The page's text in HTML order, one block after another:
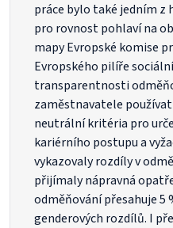
práce bylo také jedním z
pro rovnost pohlaví na
mapy Evropské komise
Evropského pilíře
transparentnosti
zaměstnavatele
neutrální kritéria pro
kariérního postupu a
vykazovaly rozdíly v
přijímaly nápravná
odměňování přesahuje 5
genderových rozdílů. I